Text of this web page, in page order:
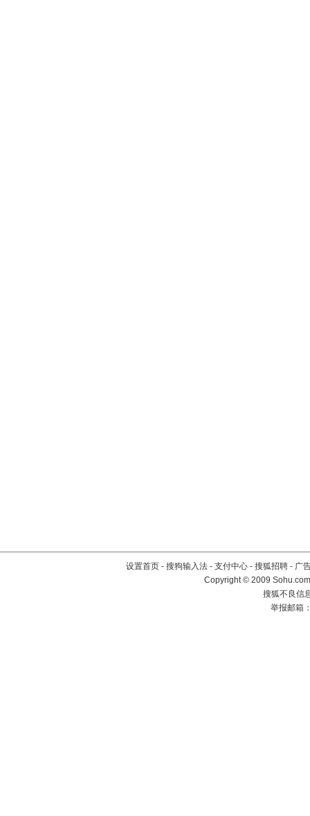
设置首页 - 搜狗输入法 - 支付中心 - 搜狐招聘 - 广
Copyright © 2009
搜狐不良信
举报邮箱